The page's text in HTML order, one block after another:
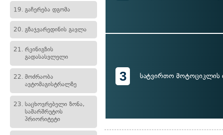
19. გაჩერება დგომა
20. გზაჯვარედინის გავლა
21. რკინიგზის
გადასასვლელი
22. მოძრაობა
ავტომაგისტრალზე
23. საცხოვრებელი ზონა,
სამარშრუტოს
პრიორიტეტი
3 სატვირთო მოტოციკლის